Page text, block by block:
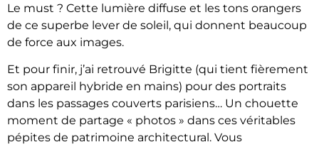
Le must ? Cette lumière diffuse et les tons orangers
de ce superbe lever de soleil, qui donnent beaucoup
de force aux images.
Et pour finir, j’ai retrouvé Brigitte (qui tient fièrement
son appareil hybride en mains) pour des portraits
dans les passages couverts parisiens… Un chouette
moment de partage « photos » dans ces véritables
pépites de patrimoine architectural. Vous